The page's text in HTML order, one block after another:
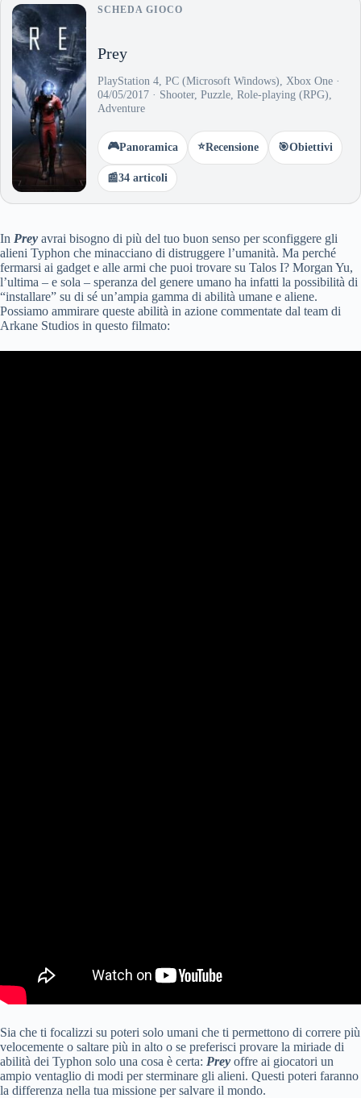
SCHEDA GIOCO
Prey
PlayStation 4, PC (Microsoft Windows), Xbox One ·
04/05/2017 · Shooter, Puzzle, Role-playing (RPG),
Adventure
🎮Panoramica ⭐Recensione 🎯Obiettivi
📰34 articoli
In Prey avrai bisogno di più del tuo buon senso per sconfiggere gli
alieni Typhon che minacciano di distruggere l’umanità. Ma perché
fermarsi ai gadget e alle armi che puoi trovare su Talos I? Morgan Yu,
l’ultima – e sola – speranza del genere umano ha infatti la possibilità di
“installare” su di sé un’ampia gamma di abilità umane e aliene.
Possiamo ammirare queste abilità in azione commentate dal team di
Arkane Studios in questo filmato:
Sia che ti focalizzi su poteri solo umani che ti permettono di correre più
velocemente o saltare più in alto o se preferisci provare la miriade di
abilità dei Typhon solo una cosa è certa: Prey offre ai giocatori un
ampio ventaglio di modi per sterminare gli alieni. Questi poteri faranno
la differenza nella tua missione per salvare il mondo.